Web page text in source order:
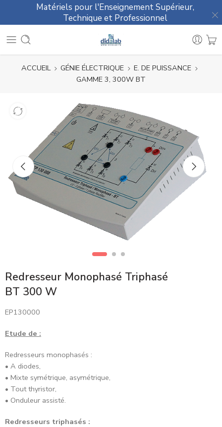
Matériels pour l'Enseignement Supérieur,
Technique et Professionnel
ACCUEIL GÉNIE ÉLECTRIQUE
E. DE PUISSANCE
GAMME 3, 300W BT
Redresseur Monophasé Triphasé
BT 300 W
EP130000
Etude de :
Redresseurs monophasés :
• A diodes,
• Mixte symétrique, asymétrique,
• Tout thyristor,
• Onduleur assisté.
Redresseurs triphasés :